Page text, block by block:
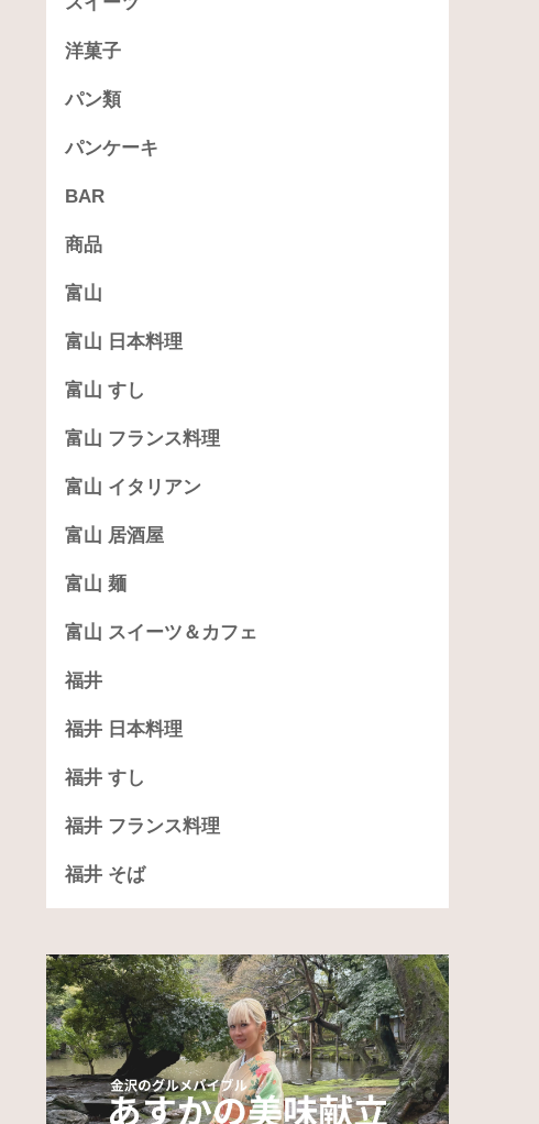
洋菓子
パン類
パンケーキ
BAR
商品
富山
富山 日本料理
富山 すし
富山 フランス料理
富山 イタリアン
富山 居酒屋
富山 麺
富山 スイーツ＆カフェ
福井
福井 日本料理
福井 すし
福井 フランス料理
福井 そば